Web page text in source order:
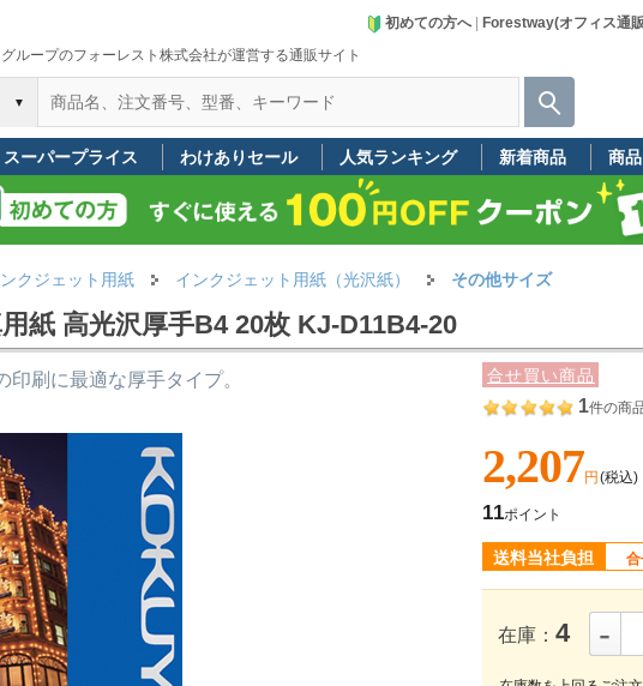
ループのフォーレスト株式会社が運営する通販サイト
初めての方へ| Forestway(オフィス通
▼
スーパープライス わけありセール 人気ランキング 新着商品 商
クジェット用紙 インクジェット用紙（光沢紙） その他サイズ
紙 高光沢厚手B4 20枚 KJ-D11B4-20
合せ買い商品
1件の商
2,207円 (税込)
11ポイント
送料当社負担
在庫： 4 -
刷に最適な厚手タイプ。